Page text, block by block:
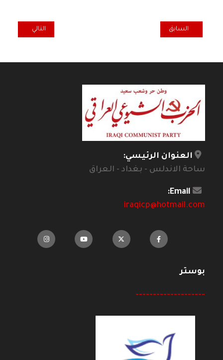
المقال السابق: الانتخابات الايرانية: انتصار نسبي للشعب، وتعرية
السابق المقال التالي:
التالي
العنوان الرئيسي:
ساحة الاندلس - بغداد - العراق
Email:
iraqicp@hotmail.com
بوستر
--------------------